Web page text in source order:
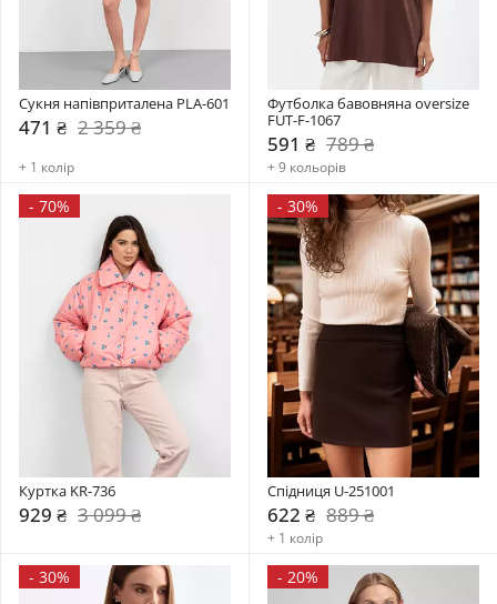
Сукня напівприталена PLA-601
471 ₴ 2 359 ₴
+ 1 колір
Футболка бавовняна oversize
FUT-F-1067
591 ₴ 789 ₴
+ 9 кольорів
- 70%
Куртка KR-736
929 ₴ 3 099 ₴
- 30%
Спідниця U-251001
622 ₴ 889 ₴
+ 1 колір
- 30% - 20%